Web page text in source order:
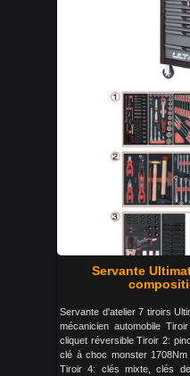
Servante
Servante d'atelier 7 tiroirs
mécanicien automobile
cliquet réversible Tiroir 2:
clé à choc monster
Tiroir 4: clés mixte, clés